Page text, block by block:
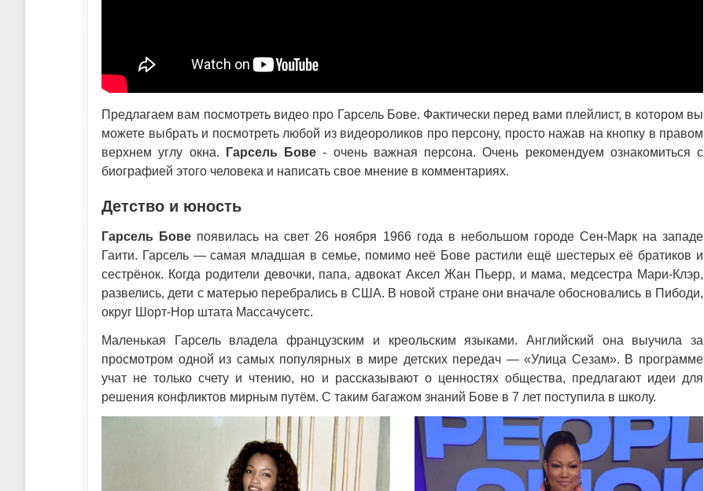
Предлагаем вам посмотреть видео про Гарсель Бове. Фактически перед вами плейлист, в котором вы
можете выбрать и посмотреть любой из видеороликов про персону, просто нажав на кнопку в правом
верхнем углу окна.
Гарсель Бове - очень важная персона. Очень рекомендуем ознакомиться с
биографией этого человека и написать свое мнение в комментариях.
Детство и юность
Гарсель Бове появилась на свет 26 ноября 1966 года в небольшом городе Сен-Марк на западе
Гаити. Гарсель — самая младшая в семье, помимо неё Бове растили ещё шестерых её братиков и
сестрёнок. Когда родители девочки, папа, адвокат Аксел Жан Пьерр, и мама, медсестра Мари-Клэр,
развелись, дети с матерью перебрались в США. В новой стране они вначале обосновались в Пибоди,
округ Шорт-Нор штата Массачусетс.
Маленькая Гарсель владела французским и креольским языками. Английский она выучила за
просмотром одной из самых популярных в мире детских передач — «Улица Сезам». В программе
учат не только счету и чтению, но и рассказывают о ценностях общества, предлагают идеи для
решения конфликтов мирным путём. С таким багажом знаний Бове в 7 лет поступила в школу.